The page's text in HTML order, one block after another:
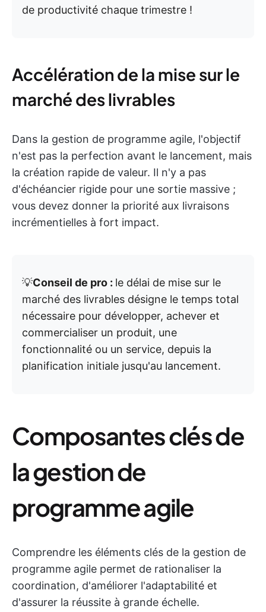
de productivité chaque trimestre !
Accélération de la mise sur le
marché des livrables
Dans la gestion de programme agile, l'objectif
n'est pas la perfection avant le lancement, mais
la création rapide de valeur. Il n'y a pas
d'échéancier rigide pour une sortie massive ;
vous devez donner la priorité aux livraisons
incrémentielles à fort impact.
💡Conseil de pro : le délai de mise sur le
marché des livrables désigne le temps total
nécessaire pour développer, achever et
commercialiser un produit, une
fonctionnalité ou un service, depuis la
planification initiale jusqu'au lancement.
Composantes clés de
la gestion de
programme agile
Comprendre les éléments clés de la gestion de
programme agile permet de rationaliser la
coordination, d'améliorer l'adaptabilité et
d'assurer la réussite à grande échelle.